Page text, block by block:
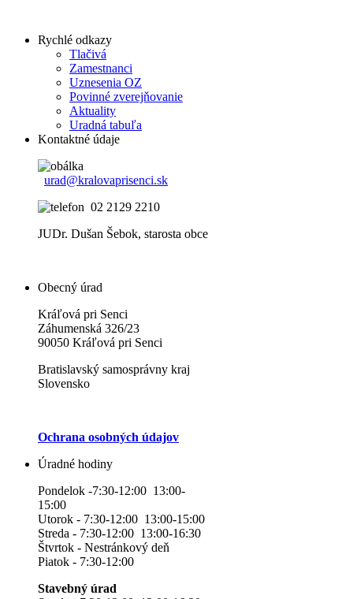
Rychlé odkazy
Tlačivá
Zamestnanci
Uznesenia OZ
Povinné zverejňovanie
Aktuality
Uradná tabuľa
Kontaktné údaje
urad@kralovaprisenci.sk
02 2129 2210
JUDr. Dušan Šebok, starosta obce
Obecný úrad
Kráľová pri Senci
Záhumenská 326/23
90050 Kráľová pri Senci
Bratislavský samosprávny kraj
Slovensko
Ochrana osobných údajov
Úradné hodiny
Pondelok -7:30-12:00 13:00-
15:00
Utorok - 7:30-12:00 13:00-15:00
Streda - 7:30-12:00 13:00-16:30
Štvrtok - Nestránkový deň
Piatok - 7:30-12:00
Stavebný úrad